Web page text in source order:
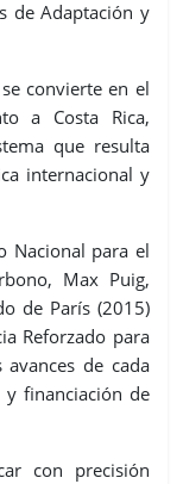
de Adaptación y
convierte en el
a Costa Rica,
que resulta
internacional y
Nacional para el
Max Puig,
de París (2015)
Reforzado para
de cada
financiación de
con precisión